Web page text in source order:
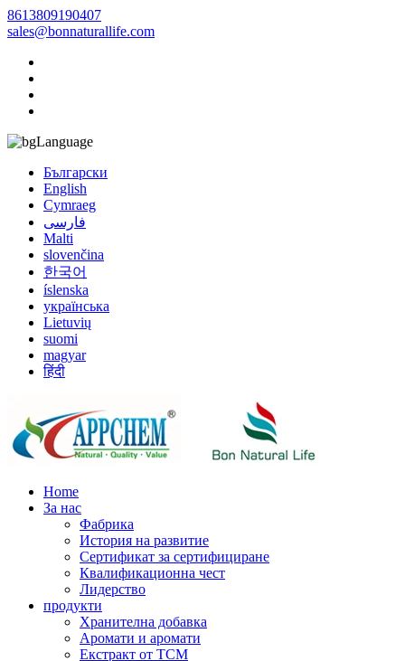
8613809190407
sales@bonnaturallife.com
Language
Български
English
Cymraeg
فارسی
Malti
slovenčina
한국어
íslenska
українська
Lietuvių
suomi
magyar
हिंदी
Home
За нас
Фабрика
История на развитие
Сертификат за сертифициране
Квалификационна чест
Лидерство
продукти
Хранителна добавка
Аромати и аромати
Екстракт от TCM